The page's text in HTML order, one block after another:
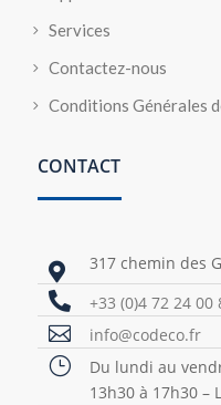
Services
Contactez-nous
Conditions Générales
CONTACT
 317 chemin des
 +33 (0)4 72 24 00
 info@codeco.fr
}
Du lundi au
13h30 à 17h30 –